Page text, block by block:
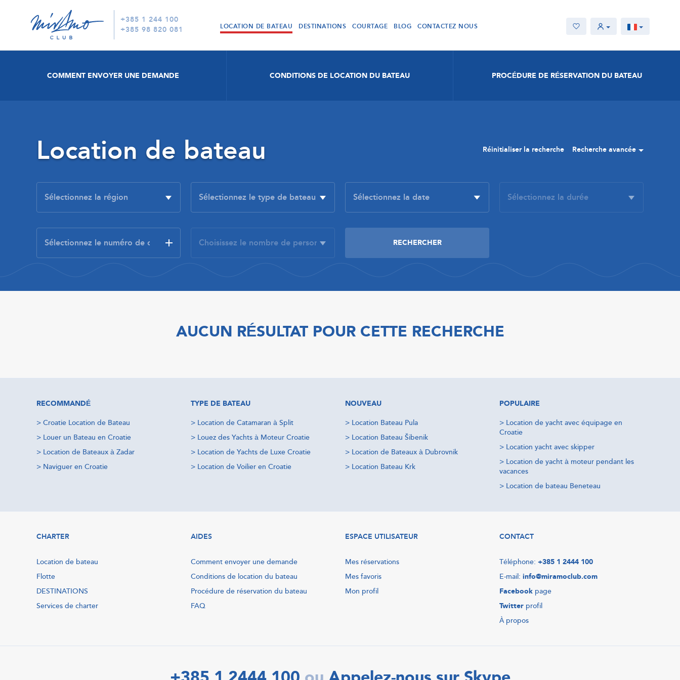
+385 1 244 100
+385 98 820 081
LOCATION DE BATEAU DESTINATIONS COURTAGE BLOG CONTACTEZ NOUS
COMMENT ENVOYER UNE DEMANDE CONDITIONS DE LOCATION DU BATEAU PROCÉDURE DE RÉSERVATION DU BATEAU
Location de bateau Réinitialiser la recherche Recherche avancée
AUCUN RÉSULTAT POUR CETTE RECHERCHE
RECOMMANDÉ
> Croatie Location de Bateau
> Louer un Bateau en Croatie
> Location de Bateaux à Zadar
> Naviguer en Croatie
TYPE DE BATEAU
> Location de Catamaran à Split
> Louez des Yachts à Moteur Croatie
> Location de Yachts de Luxe Croatie
> Location de Voilier en Croatie
NOUVEAU
> Location Bateau Pula
> Location Bateau Šibenik
> Location de Bateaux à Dubrovnik
> Location Bateau Krk
POPULAIRE
> Location de yacht avec équipage en
Croatie
> Location yacht avec skipper
> Location de yacht à moteur pendant les
vacances
> Location de bateau Beneteau
CHARTER
Location de bateau
Flotte
DESTINATIONS
Services de charter
AIDES
Comment envoyer une demande
Conditions de location du bateau
Procédure de réservation du bateau
FAQ
ESPACE UTILISATEUR
Mes réservations
Mes favoris
Mon profil
CONTACT
Téléphone: +385 1 2444 100
E-mail: info@miramoclub.com
Facebook page
Twitter profil
À propos